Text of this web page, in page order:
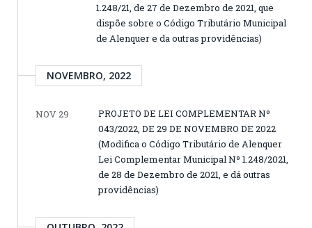
1.248/21, de 27 de Dezembro de 2021, que
dispõe sobre o Código Tributário Municipal
de Alenquer e da outras providências)
NOVEMBRO, 2022
NOV 29
PROJETO DE LEI COMPLEMENTAR Nº
043/2022, DE 29 DE NOVEMBRO DE 2022
(Modifica o Código Tributário de Alenquer
Lei Complementar Municipal Nº 1.248/2021,
de 28 de Dezembro de 2021, e dá outras
providências)